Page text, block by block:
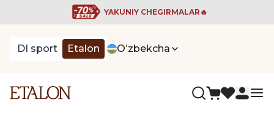
YAKUNIY CHEGIRMALAR🔥
DI sport Etalon Oʻzbekcha